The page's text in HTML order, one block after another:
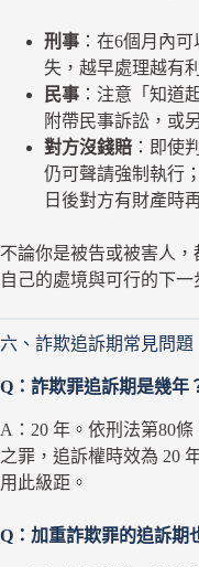
刑事 ：在6個月內
失，越早處理越有
民事 ：注意「知道
附帶民事訴訟，或
對方沒錢賠 ：即使
仍可聲請強制執行
日後對方有財產時
不論你是被告或被害人
自己的處境與可行的下一
六、詐欺追訴期常見問題
Q：詐欺罪追訴期是幾年
A：20 年。依刑法第80
之罪，追訴權時效為 20
用此級距。
Q：加重詐欺罪的追訴期